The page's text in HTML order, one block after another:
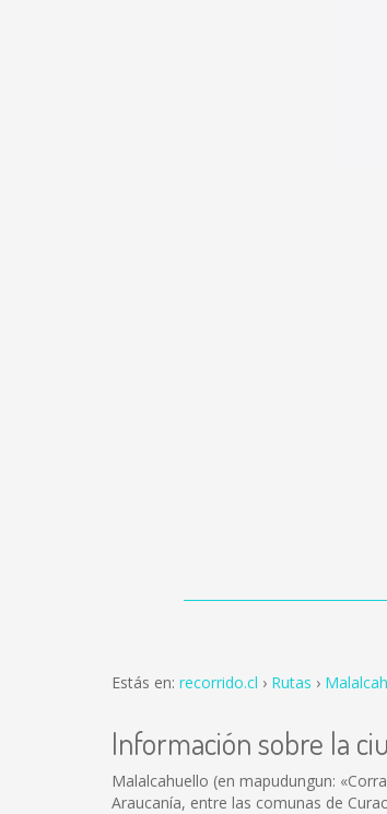
Estás en: recorrido.cl Rutas
Información sobre la
Malalcahuello (en mapudungun:
Araucanía, entre las comunas de